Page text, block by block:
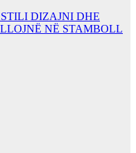
DIZAJNI DHE
NË STAMBOLL